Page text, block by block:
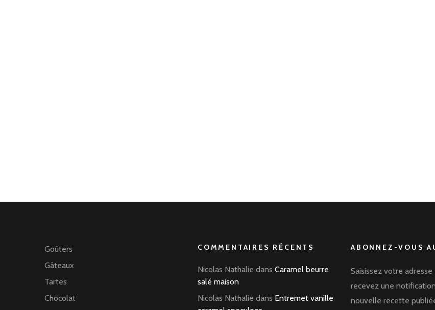
Goûters
Gâteaux
Tartes
Chocolat
COMMENTAIRES RÉCENTS
Nicolas Nathalie dans Caramel beurre
salé maison
Nicolas Nathalie dans Entremet vanille
ABONNEZ-VOUS
Saisissez votre
recevez une
nouvelle recette